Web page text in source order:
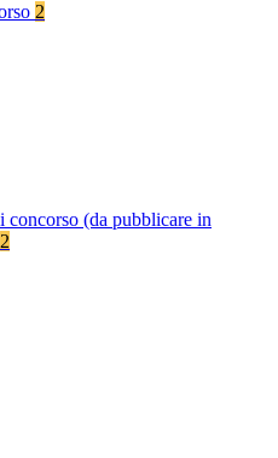
2
concorso (da pubblicare in
2